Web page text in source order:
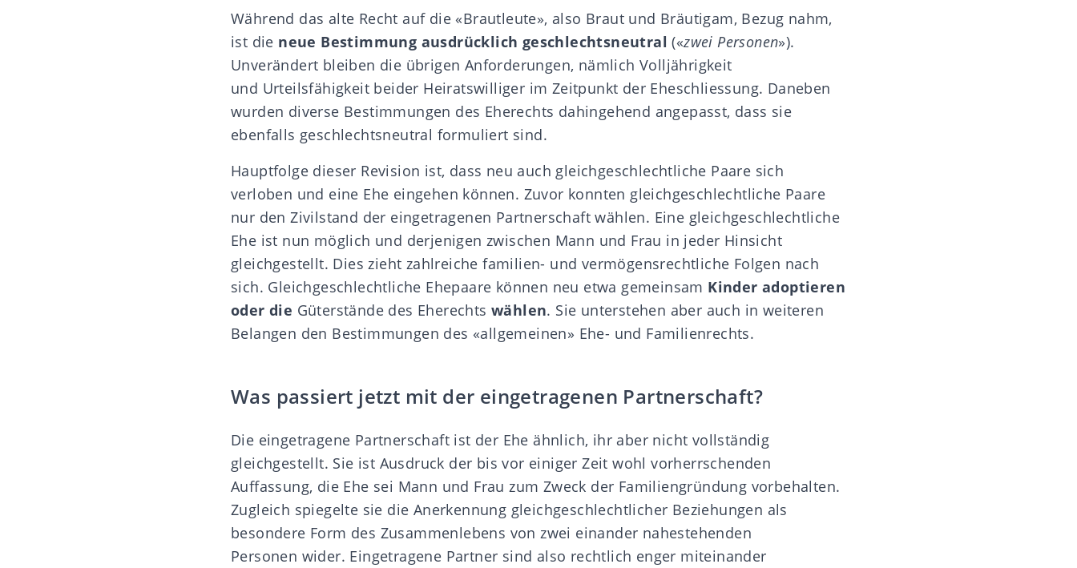
Während das alte Recht auf die «Brautleute», also Braut und Bräutigam, Bezug nahm,
ist die neue Bestimmung ausdrücklich geschlechtsneutral («zwei Personen»).
Unverändert bleiben die übrigen Anforderungen, nämlich Volljährigkeit
und Urteilsfähigkeit beider Heiratswilliger im Zeitpunkt der Eheschliessung. Daneben
wurden diverse Bestimmungen des Eherechts dahingehend angepasst, dass sie
ebenfalls geschlechtsneutral formuliert sind.
Hauptfolge dieser Revision ist, dass neu auch gleichgeschlechtliche Paare sich
verloben und eine Ehe eingehen können. Zuvor konnten gleichgeschlechtliche Paare
nur den Zivilstand der eingetragenen Partnerschaft wählen. Eine gleichgeschlechtliche
Ehe ist nun möglich und derjenigen zwischen Mann und Frau in jeder Hinsicht
gleichgestellt. Dies zieht zahlreiche familien- und vermögensrechtliche Folgen nach
sich. Gleichgeschlechtliche Ehepaare können neu etwa gemeinsam Kinder adoptieren
oder die Güterstände des Eherechts wählen. Sie unterstehen aber auch in weiteren
Belangen den Bestimmungen des «allgemeinen» Ehe- und Familienrechts.
Was passiert jetzt mit der eingetragenen Partnerschaft?
Die eingetragene Partnerschaft ist der Ehe ähnlich, ihr aber nicht vollständig
gleichgestellt. Sie ist Ausdruck der bis vor einiger Zeit wohl vorherrschenden
Auffassung, die Ehe sei Mann und Frau zum Zweck der Familiengründung vorbehalten.
Zugleich spiegelte sie die Anerkennung gleichgeschlechtlicher Beziehungen als
besondere Form des Zusammenlebens von zwei einander nahestehenden
Personen wider. Eingetragene Partner sind also rechtlich enger miteinander